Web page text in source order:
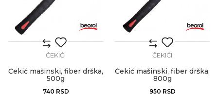
ČEKIĆI
Čekić mašinski, fiber drška,
500g
740 RSD
ČEKIĆI
Čekić mašinski, fiber drška,
800g
950 RSD